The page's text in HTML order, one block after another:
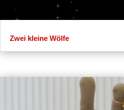
Zwei kleine Wölfe